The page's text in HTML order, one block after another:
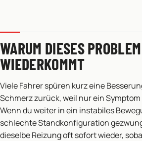
WARUM DIESES
WIEDERKOMMT
Viele Fahrer spüren kurz eine
Schmerz zurück, weil nur ein
Wenn du weiter in ein instabiles
schlechte Standkonfiguration
dieselbe Reizung oft sofort wieder,